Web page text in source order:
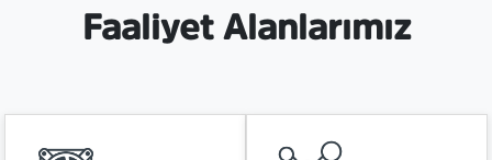
Faaliyet Alanlarımız